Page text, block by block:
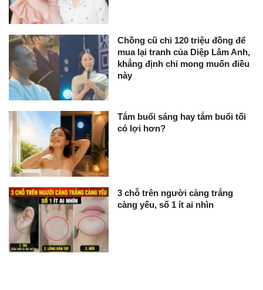
Chồng cũ chi 120 triệu đồng để
mua lại tranh của Diệp Lâm Anh,
khẳng định chỉ mong muốn điều
này
Tắm buổi sáng hay tắm buổi tối
có lợi hơn?
3 chỗ trên người càng trắng
càng yếu, số 1 ít ai nhìn